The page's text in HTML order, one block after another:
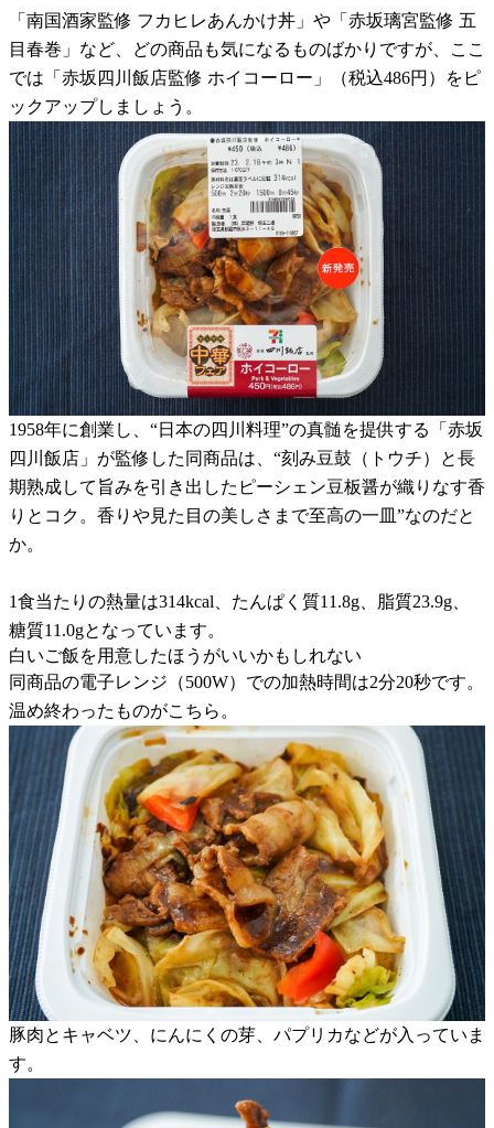
「南国酒家監修 フカヒレあんかけ丼」や「赤坂璃宮監修 五
目春巻」など、どの商品も気になるものばかりですが、ここ
では「赤坂四川飯店監修 ホイコーロー」（税込486円）をピ
ックアップしましょう。
1958年に創業し、“日本の四川料理”の真髄を提供する「赤坂
四川飯店」が監修した同商品は、“刻み豆鼓（トウチ）と長
期熟成して旨みを引き出したピーシェン豆板醤が織りなす香
りとコク。香りや見た目の美しさまで至高の一皿”なのだと
か。
1食当たりの熱量は314kcal、たんぱく質11.8g、脂質23.9g、
糖質11.0gとなっています。
白いご飯を用意したほうがいいかもしれない
同商品の電子レンジ（500W）での加熱時間は2分20秒です。
温め終わったものがこちら。
豚肉とキャベツ、にんにくの芽、パプリカなどが入っていま
す。